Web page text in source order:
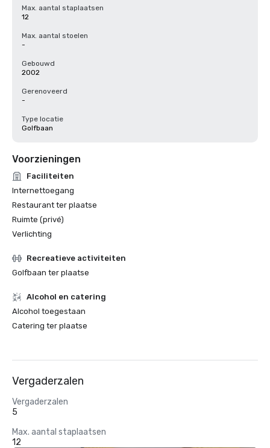
Max. aantal staplaatsen
12
Max. aantal stoelen
-
Gebouwd
2002
Gerenoveerd
-
Type locatie
Golfbaan
Voorzieningen
Faciliteiten
Internettoegang
Restaurant ter plaatse
Ruimte (privé)
Verlichting
Recreatieve activiteiten
Golfbaan ter plaatse
Alcohol en catering
Alcohol toegestaan
Catering ter plaatse
Vergaderzalen
Vergaderzalen
5
Max. aantal staplaatsen
12